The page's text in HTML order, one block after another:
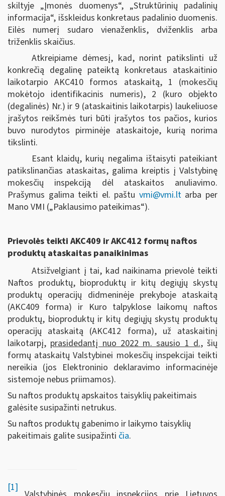
skiltyje „Įmonės duomenys“, „Struktūrinių padalinių
informacija“, išskleidus konkretaus padalinio duomenis.
Eilės numerį sudaro vienaženklis, dviženklis arba
triženklis skaičius.
Atkreipiame dėmesį, kad, norint patikslinti už
konkrečią degalinę pateiktą konkretaus ataskaitinio
laikotarpio AKC410 formos ataskaitą, 1 (mokesčių
mokėtojo identifikacinis numeris), 2 (kuro objekto
(degalinės) Nr.) ir 9 (ataskaitinis laikotarpis) laukeliuose
įrašytos reikšmės turi būti įrašytos tos pačios, kurios
buvo nurodytos pirminėje ataskaitoje, kurią norima
tikslinti.
Esant klaidų, kurių negalima ištaisyti pateikiant
patikslinančias ataskaitas, galima kreiptis į Valstybinę
mokesčių inspekciją dėl ataskaitos anuliavimo.
Prašymus galima teikti el. paštu vmi@vmi.ltarba per
Mano VMI („Paklausimo pateikimas“).
Prievolės teikti AKC409 ir AKC412 formų naftos
produktų ataskaitas panaikinimas
Atsižvelgiant į tai, kad naikinama prievolė teikti
Naftos produktų, bioproduktų ir kitų degiųjų skystų
produktų operacijų didmeninėje prekyboje ataskaitą
(AKC409 forma) ir Kuro talpyklose laikomų naftos
produktų, bioproduktų ir kitų degiųjų skystų produktų
operacijų ataskaitą (AKC412 forma), už ataskaitinį
laikotarpį, prasidedantį nuo 2022 m. sausio 1 d., šių
formų ataskaitų Valstybinei mokesčių inspekcijai teikti
nereikia (jos Elektroninio deklaravimo informacinėje
sistemoje nebus priimamos).
Su naftos produktų apskaitos taisyklių pakeitimais
galėsite susipažinti netrukus.
Su naftos produktų gabenimo ir laikymo taisyklių
pakeitimais galite susipažinti čia.
[1]